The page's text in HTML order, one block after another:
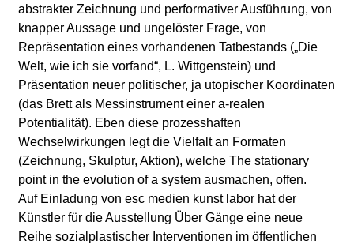
abstrakter Zeichnung und performativer Ausführung, von
knapper Aussage und ungelöster Frage, von
Repräsentation eines vorhandenen Tatbestands („Die
Welt, wie ich sie vorfand“, L. Wittgenstein) und
Präsentation neuer politischer, ja utopischer Koordinaten
(das Brett als Messinstrument einer a-realen
Potentialität). Eben diese prozesshaften
Wechselwirkungen legt die Vielfalt an Formaten
(Zeichnung, Skulptur, Aktion), welche The stationary
point in the evolution of a system ausmachen, offen.
Auf Einladung von esc medien kunst labor hat der
Künstler für die Ausstellung Über Gänge eine neue
Reihe sozialplastischer Interventionen im öffentlichen